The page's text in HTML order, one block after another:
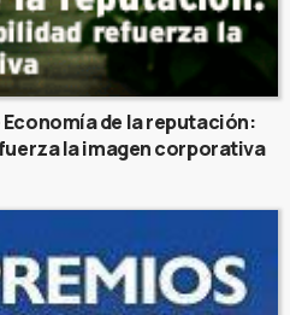
de la reputación:
la imagen corporativa